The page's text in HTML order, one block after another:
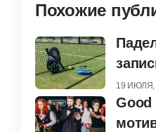
Похожие
19 ИЮЛЯ,
Good